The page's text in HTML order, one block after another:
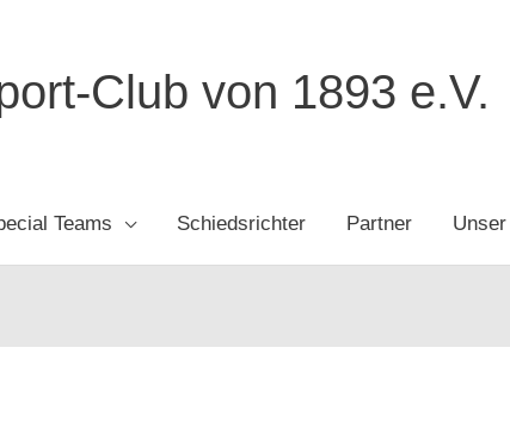
Club von 1893 e.V.
Teams Schiedsrichter Partner